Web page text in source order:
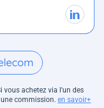
vous achetez via l'un des
commission. en savoir+